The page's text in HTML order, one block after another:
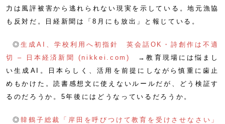
力は風評被害から逃れられない現実を示している。地元漁協
も反対だ。日経新聞は「8月にも放出」と報じている。
◎生成AI、学校利用へ初指針 英会話OK・詩創作は不適
切 – 日本経済新聞 (nikkei.com)
→教育現場には悩まし
い生成AI。日本らしく、活用を前提にしながら慎重に歯止
めもかけた。読書感想文に使えないルールだが、どう検証す
るのだろうか。5年後にはどうなっているだろうか。
◎韓鶴子総裁「岸田を呼びつけて教育を受けさせなさい」